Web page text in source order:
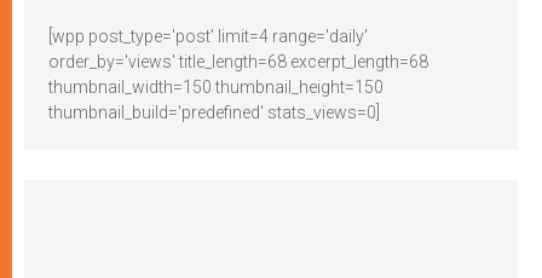
[wpp post_type='post' limit=4 range='daily'
order_by='views' title_length=68 excerpt_length=68
thumbnail_width=150 thumbnail_height=150
thumbnail_build='predefined' stats_views=0]